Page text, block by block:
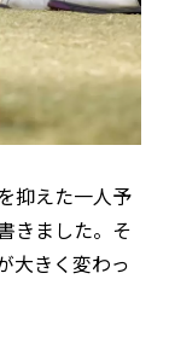
抑えた一人予
きました。そ
大きく変わっ